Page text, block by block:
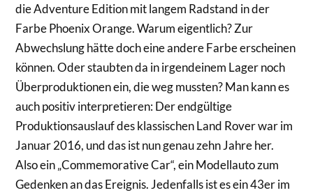
die Adventure Edition mit langem Radstand in der
Farbe Phoenix Orange. Warum eigentlich? Zur
Abwechslung hätte doch eine andere Farbe erscheinen
können. Oder staubten da in irgendeinem Lager noch
Überproduktionen ein, die weg mussten? Man kann es
auch positiv interpretieren: Der endgültige
Produktionsauslauf des klassischen Land Rover war im
Januar 2016, und das ist nun genau zehn Jahre her.
Also ein „Commemorative Car“, ein Modellauto zum
Gedenken an das Ereignis. Jedenfalls ist es ein 43er im